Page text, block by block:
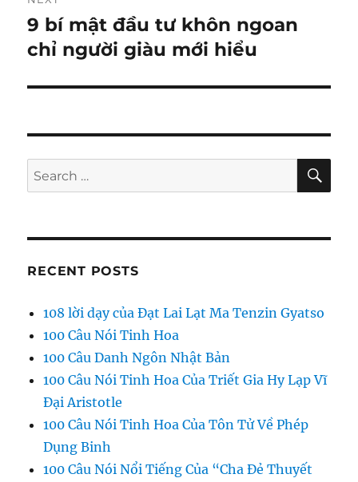
Next
post:
9 bí mật đầu tư khôn ngoan
chỉ người giàu mới hiểu
Search
for:
RECENT POSTS
108 lời dạy của Đạt Lai Lạt Ma Tenzin Gyatso
100 Câu Nói Tinh Hoa
100 Câu Danh Ngôn Nhật Bản
100 Câu Nói Tinh Hoa Của Triết Gia Hy Lạp Vĩ
Đại Aristotle
100 Câu Nói Tinh Hoa Của Tôn Tử Về Phép
Dụng Binh
100 Câu Nói Nổi Tiếng Của “Cha Đẻ Thuyết